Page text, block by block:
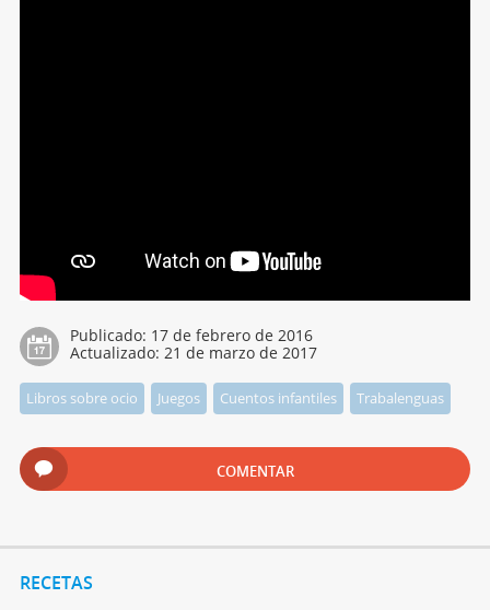
Publicado: 17 de febrero de 2016
Actualizado: 21 de marzo de 2017
Libros sobre ocio Juegos Cuentos infantiles Trabalenguas
COMENTAR
RECETAS